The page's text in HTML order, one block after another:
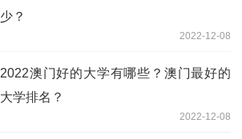
少？
2022-12-08
2022澳门好的大学有哪些？澳门最好的
大学排名？
2022-12-08